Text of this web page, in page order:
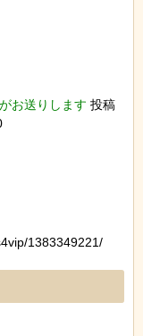
お送りします 投稿
1383349221/